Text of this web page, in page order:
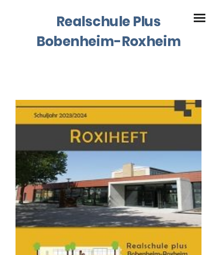
Realschule Plus
Bobenheim-Roxheim